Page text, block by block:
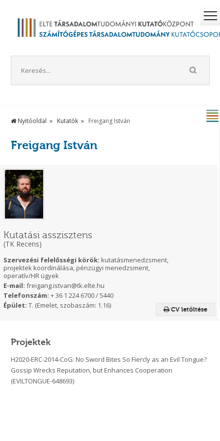
Nyitóoldal Kutatók Freigang István
Freigang István
CV letöltése
Kutatási asszisztens
(TK Recens)
Szervezési felelősségi körök: kutatásmenedzsment,
projektek koordinálása, pénzügyi menedzsment,
operatív/HR ügyek
E-mail: freigang.istvan@tk.elte.hu
Telefonszám: + 36 1 224 6700 / 5440
Épület: T. (Emelet, szobaszám: 1.16)
Projektek
H2020-ERC-2014-CoG: No Sword Bites So Fiercly as an Evil Tongue?
Gossip Wrecks Reputation, but Enhances Cooperation
(EVILTONGUE-648693)